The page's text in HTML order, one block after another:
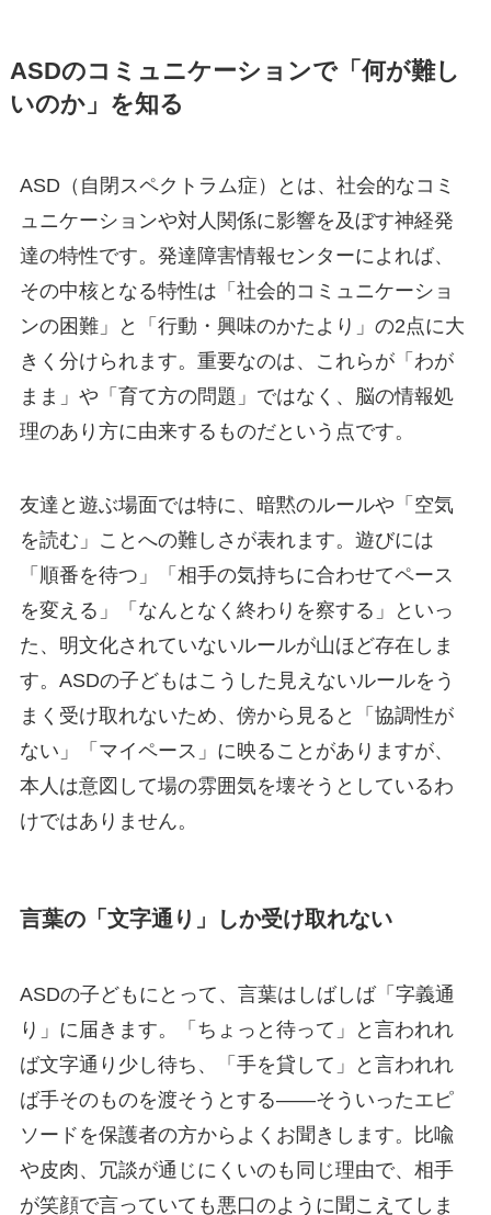
ASDのコミュニケーションで「何が難し
いのか」を知る
ASD（自閉スペクトラム症）とは、社会的なコミ
ュニケーションや対人関係に影響を及ぼす神経発
達の特性です。発達障害情報センターによれば、
その中核となる特性は「社会的コミュニケーショ
ンの困難」と「行動・興味のかたより」の2点に大
きく分けられます。重要なのは、これらが「わが
まま」や「育て方の問題」ではなく、脳の情報処
理のあり方に由来するものだという点です。
友達と遊ぶ場面では特に、暗黙のルールや「空気
を読む」ことへの難しさが表れます。遊びには
「順番を待つ」「相手の気持ちに合わせてペース
を変える」「なんとなく終わりを察する」といっ
た、明文化されていないルールが山ほど存在しま
す。ASDの子どもはこうした見えないルールをう
まく受け取れないため、傍から見ると「協調性が
ない」「マイペース」に映ることがありますが、
本人は意図して場の雰囲気を壊そうとしているわ
けではありません。
言葉の「文字通り」しか受け取れない
ASDの子どもにとって、言葉はしばしば「字義通
り」に届きます。「ちょっと待って」と言われれ
ば文字通り少し待ち、「手を貸して」と言われれ
ば手そのものを渡そうとする——そういったエピ
ソードを保護者の方からよくお聞きします。比喩
や皮肉、冗談が通じにくいのも同じ理由で、相手
が笑顔で言っていても悪口のように聞こえてしま